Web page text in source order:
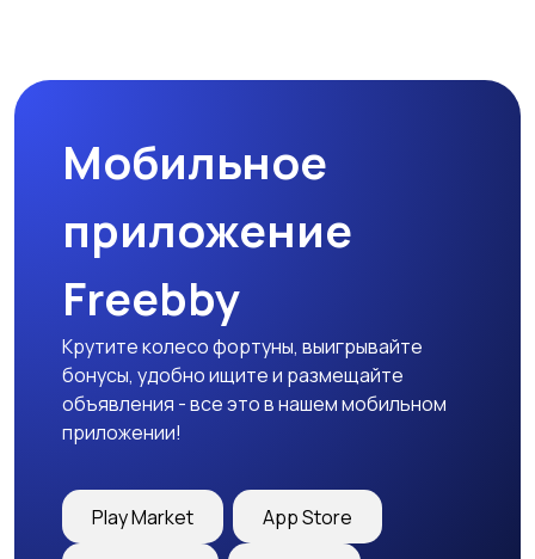
Мобильное
приложение
Freebby
Крутите колесо фортуны, выигрывайте
бонусы, удобно ищите и размещайте
объявления - все это в нашем мобильном
приложении!
Play Market App Store